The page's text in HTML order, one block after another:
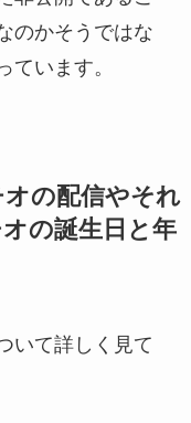
のかそうではな
ています。
の配信やそれ
の誕生日と年
いて詳しく見て